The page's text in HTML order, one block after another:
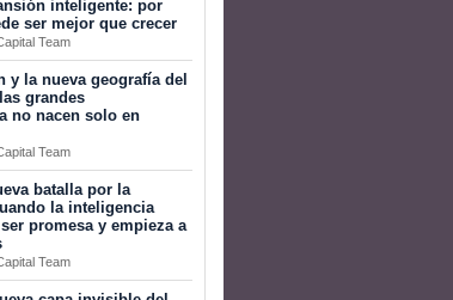
inteligente: por
ser mejor que crecer
Team
y la nueva geografía del
grandes
no nacen solo en
Team
batalla por la
la inteligencia
promesa y empieza a
Team